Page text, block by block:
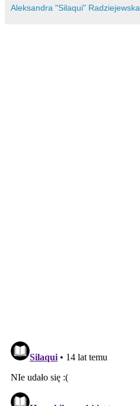
Aleksandra "Silaqui" Radziejewska